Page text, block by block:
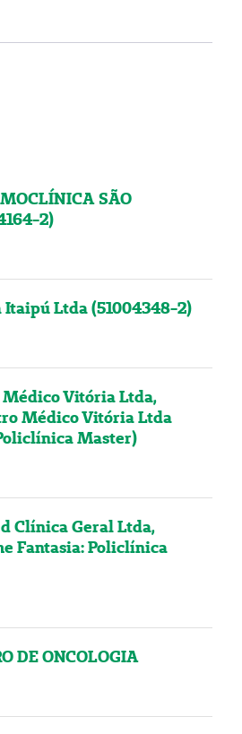
SÃO
2)
Ltda (51004348-2)
Vitória Ltda,
Médico Vitória Ltda
Master)
Clínica Geral Ltda,
Fantasia: Policlínica
DE ONCOLOGIA